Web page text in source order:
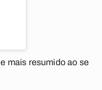
mais resumido ao se